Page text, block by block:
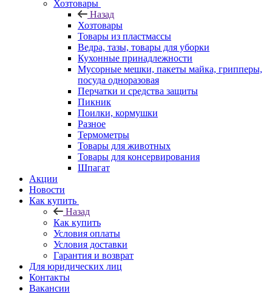
Хозтовары
Назад
Хозтовары
Товары из пластмассы
Ведра, тазы, товары для уборки
Кухонные принадлежности
Мусорные мешки, пакеты майка, грипперы,
посуда одноразовая
Перчатки и средства защиты
Пикник
Поилки, кормушки
Разное
Термометры
Товары для животных
Товары для консервирования
Шпагат
Акции
Новости
Как купить
Назад
Как купить
Условия оплаты
Условия доставки
Гарантия и возврат
Для юридических лиц
Контакты
Вакансии